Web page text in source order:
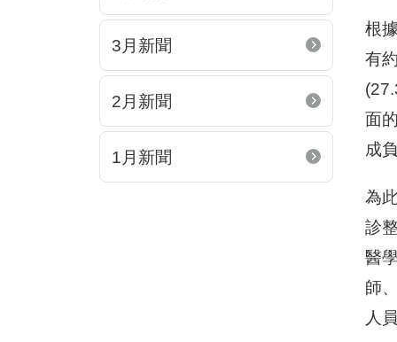
3月新聞
2月新聞
1月新聞
根
有
面
成
為
診
醫
師
人